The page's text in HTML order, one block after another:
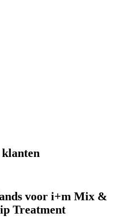
klanten
voor i+m Mix &
Treatment